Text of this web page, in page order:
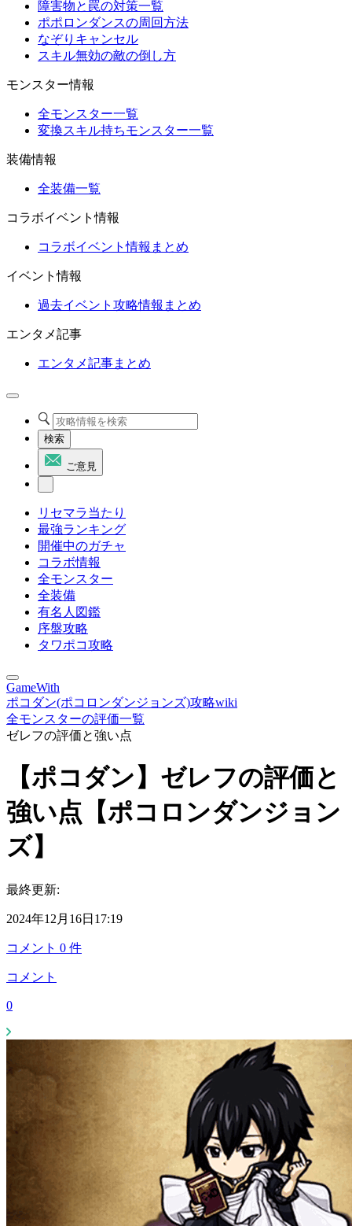
障害物と罠の対策一覧
ポポロンダンスの周回方法
なぞりキャンセル
スキル無効の敵の倒し方
モンスター情報
全モンスター一覧
変換スキル持ちモンスター一覧
装備情報
全装備一覧
コラボイベント情報
コラボイベント情報まとめ
イベント情報
過去イベント攻略情報まとめ
エンタメ記事
エンタメ記事まとめ
検索
ご意見
リセマラ当たり
最強ランキング
開催中のガチャ
コラボ情報
全モンスター
全装備
有名人図鑑
序盤攻略
タワポコ攻略
GameWith
ポコダン(ポコロンダンジョンズ)攻略wiki
全モンスターの評価一覧
ゼレフの評価と強い点
【ポコダン】ゼレフの評価と
強い点【ポコロンダンジョン
ズ】
最終更新:
2024年12月16日17:19
コメント 0 件
コメント
0